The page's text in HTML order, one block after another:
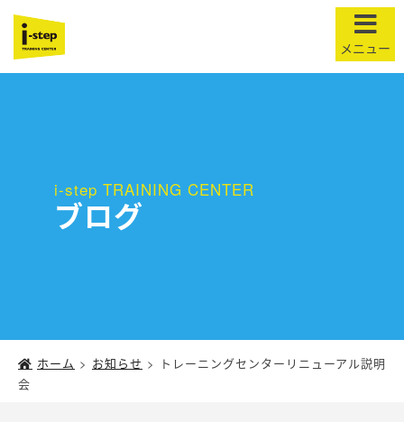
t
o
i
o
i-step TRAINING CENTER
ブログ
ホーム > お知らせ >
トレーニングセンターリニューアル説明
会